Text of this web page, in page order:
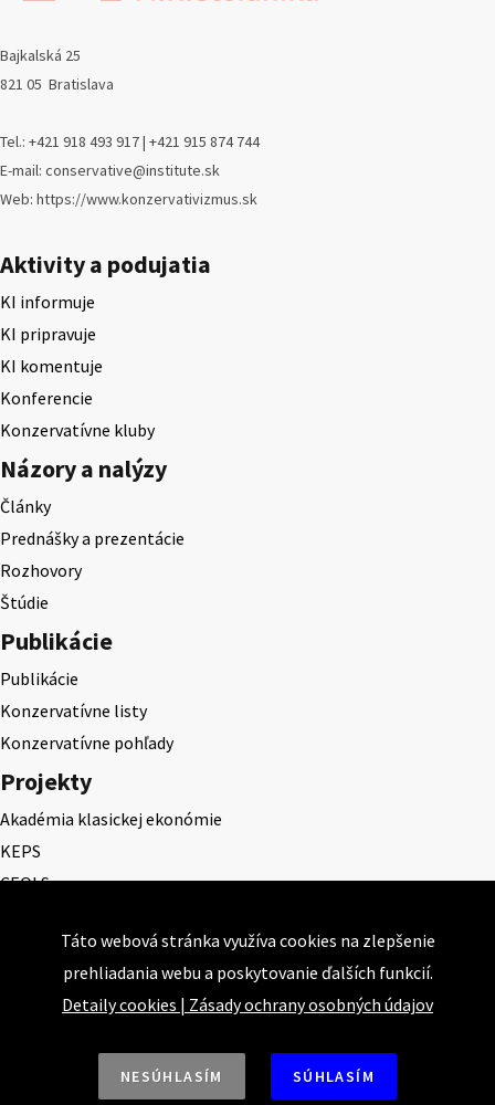
Bajkalská 25
821 05 Bratislava
Tel.: +421 918 493 917 | +421 915 874 744
E-mail: conservative@institute.sk
Web: https://www.konzervativizmus.sk
Aktivity a podujatia
KI informuje
KI pripravuje
KI komentuje
Konferencie
Konzervatívne kluby
Názory a nalýzy
Články
Prednášky a prezentácie
Rozhovory
Štúdie
Publikácie
Publikácie
Konzervatívne listy
Konzervatívne pohľady
Projekty
Akadémia klasickej ekonómie
KEPS
CEQLS
Cena Ernesta Valka
Študentská esej
Deň daňového odbremenenia
Táto webová stránka využíva cookies na zlepšenie
prehliadania webu a poskytovanie ďalších funkcií.
Detaily cookies | Zásady ochrany osobných údajov
NESÚHLASÍM SÚHLASÍM